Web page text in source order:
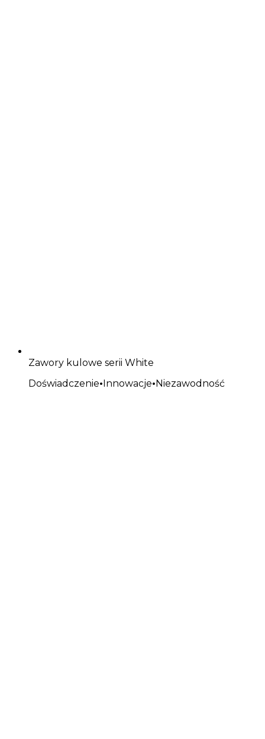
Zawory kulowe serii White
Doświadczenie•Innowacje•Niezawodność